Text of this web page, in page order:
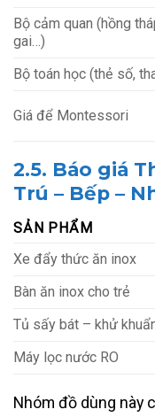
Bộ cảm quan (hồng
gai…)
Bộ toán học (thẻ số,
Giá để Montessori
2.5. Báo giá
Trú – Bếp –
SẢN PHẨM
Xe đẩy thức ăn inox
Bàn ăn inox cho trẻ
Tủ sấy bát – khử
Máy lọc nước RO
Nhóm đồ dùng này